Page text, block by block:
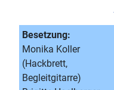
Besetzung:
Monika Koller
(Hackbrett,
Begleitgitarre)